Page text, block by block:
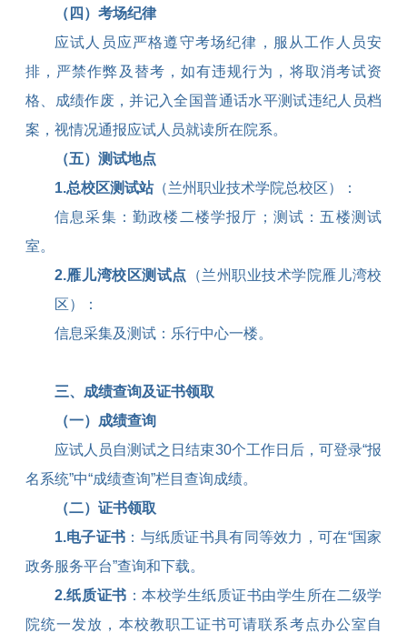
（四）考场纪律
应试人员应严格遵守考场纪律，服从工作人员安
排， 严禁作弊及替考，如有违规行为，将取消考试资
格、成绩作废，并记入全国普通话水平测试违纪人员档
案，视情况通报应试人员就读所在院系。
（五）测试地点
1.总校区测试站（兰州职业技术学院总校区）：
信息采集：勤政楼二楼学报厅；测试：五楼测试
室。
2.雁儿湾校区测试点
（兰州职业技术学院雁儿湾校
区）：
信息采集及测试：乐行中心一楼。
三、成绩查询及证书领取
（一）成绩查询
应试人员自测试之日结束30个工作日后，可登录“报
名系统”中“成绩查询”栏目查询成绩。
（二）证书领取
1.电子证书 ：与纸质证书具有同等效力，可在“国家
政务服务平台”查询和下载。
2.纸质证书 ：本校学生纸质证书由学生所在二级学
院统一发放，本校教职工证书可请联系考点办公室自